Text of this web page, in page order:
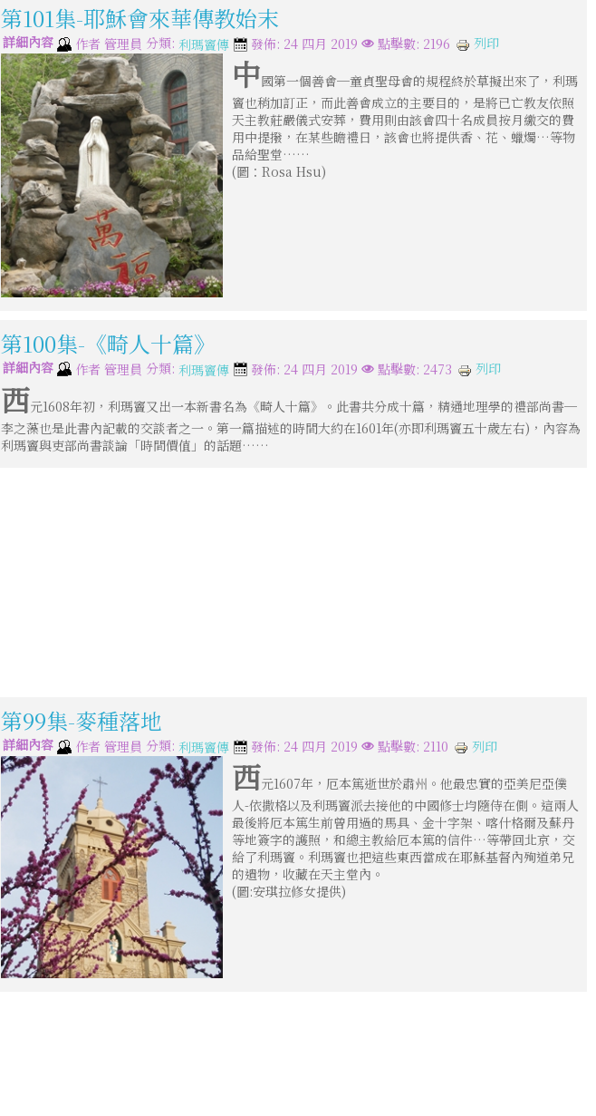
第101集-耶穌會來華傳教始末
詳細內容 作者 管理員 分類: 利瑪竇傳 發佈: 24 四月 2019 點擊數: 2196 列印
中國第一個善會─童貞聖母會的規程終於草擬出來了，利瑪
竇也稍加訂正，而此善會成立的主要目的，是將已亡教友依照
天主教莊嚴儀式安葬，費用則由該會四十名成員按月繳交的費
用中提撥，在某些瞻禮日，該會也將提供香、花、蠟燭…等物
品給聖堂……
(圖：Rosa Hsu)
第100集-《畸人十篇》
詳細內容 作者 管理員 分類: 利瑪竇傳 發佈: 24 四月 2019 點擊數: 2473 列印
西元1608年初，利瑪竇又出一本新書名為《畸人十篇》。此書共分成十篇，精通地理學的禮部尚書─
李之藻也是此書內記載的交談者之一。第一篇描述的時間大約在1601年(亦即利瑪竇五十歲左右)，內容為
利瑪竇與吏部尚書談論「時間價值」的話題……
第99集-麥種落地
詳細內容 作者 管理員 分類: 利瑪竇傳 發佈: 24 四月 2019 點擊數: 2110 列印
西元1607年，厄本篤逝世於肅州。他最忠實的亞美尼亞僕
人-依撒格以及利瑪竇派去接他的中國修士均隨侍在側。這兩人
最後將厄本篤生前曾用過的馬具、金十字架、喀什格爾及蘇丹
等地簽字的護照，和總主教給厄本篤的信件…等帶回北京，交
給了利瑪竇。利瑪竇也把這些東西當成在耶穌基督內殉道弟兄
的遺物，收藏在天主堂內。
(圖:安琪拉修女提供)